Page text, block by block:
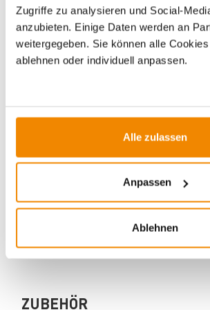
Zugriffe zu analysieren und Social-
anzubieten. Einige Daten werden an
weitergegeben. Sie können alle
ablehnen oder individuell anpassen.
Alle zulassen
Anpassen
Ablehnen
Martin Krause berät Sie gern rund um
Pelletöfen und Pelletkessel.
beim Kauf zu beachten.
Wenn Sie eine Beratung zu unseren
E-Mail:
[email protected]
0351 25930011
ZUBEHÖR